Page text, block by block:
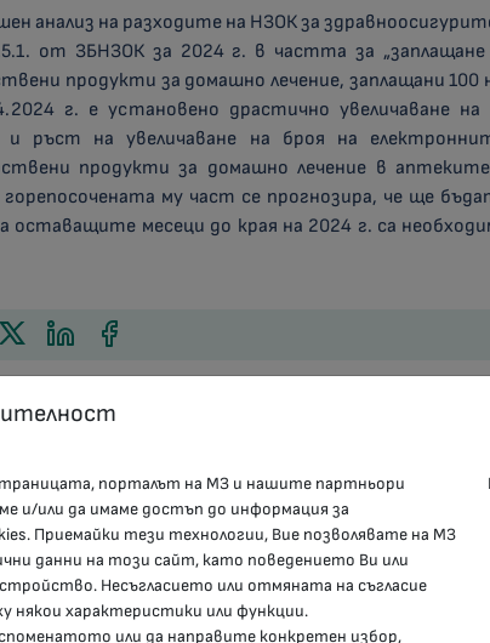
анализ на разходите на НЗОК за
от ЗБНЗОК за 2024 г. в частта за
продукти за домашно лечение, заплащани
г. е установено драстично увеличаване
ръст на увеличаване на броя на
продукти за домашно лечение в
му част се прогнозира, че ще
оставащите месеци до края на 2024 г. са
гр.София, 1000, пл.
порталът на МЗ и нашите партньори
и/или да имаме достъп до информация за
Приемайки тези технологии, Вие позволявате на МЗ
данни на този сайт, като поведението Ви или
Несъгласието или отмяната на съгласие
някои характеристики или функции.
или да направите конкретен избор,